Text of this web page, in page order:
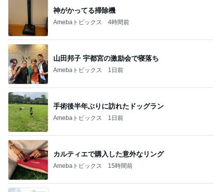
神がかってる掃除機
Amebaトピックス 4時間前
山田邦子 宇都宮の激励会で寝落ち
Amebaトピックス 1日前
手術後半年ぶりに訪れたドッグラン
Amebaトピックス 1日前
カルティエで購入した意外なリング
Amebaトピックス 15時間前